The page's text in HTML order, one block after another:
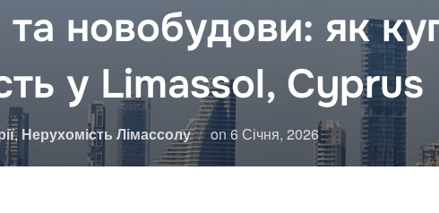
новобудови: як
у Limassol, Cyprus
, Нерухомість Лімассолу on Posted
on
6 Січня, 2026